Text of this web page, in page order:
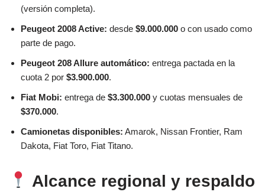
(versión completa).
Peugeot 2008 Active: desde $9.000.000 o con usado como
parte de pago.
Peugeot 208 Allure automático: entrega pactada en la
cuota 2 por $3.900.000.
Fiat Mobi: entrega de $3.300.000 y cuotas mensuales de
$370.000.
Camionetas disponibles: Amarok, Nissan Frontier, Ram
Dakota, Fiat Toro, Fiat Titano.
Alcance regional y respaldo